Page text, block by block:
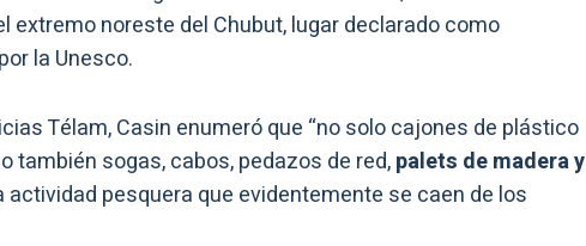
extremo noreste del Chubut, lugar declarado como
por la Unesco.
Télam, Casin enumeró que “no solo cajones de plástico
también sogas, cabos, pedazos de red,palets de madera y
pesquera que evidentemente se caen de los